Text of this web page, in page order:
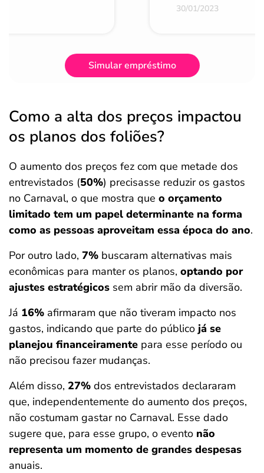
30/01/2023
Simular empréstimo
Como a alta dos preços impactou
os planos dos foliões?
O aumento dos preços fez com que metade dos
entrevistados (50%) precisasse reduzir os gastos
no Carnaval, o que mostra que o orçamento
limitado tem um papel determinante na forma
como as pessoas aproveitam essa época do ano.
Por outro lado, 7% buscaram alternativas mais
econômicas para manter os planos, optando por
ajustes estratégicos sem abrir mão da diversão.
Já 16% afirmaram que não tiveram impacto nos
gastos, indicando que parte do público já se
planejou financeiramente para esse período ou
não precisou fazer mudanças.
Além disso, 27% dos entrevistados declararam
que, independentemente do aumento dos preços,
não costumam gastar no Carnaval. Esse dado
sugere que, para esse grupo, o evento não
representa um momento de grandes despesas
anuais.